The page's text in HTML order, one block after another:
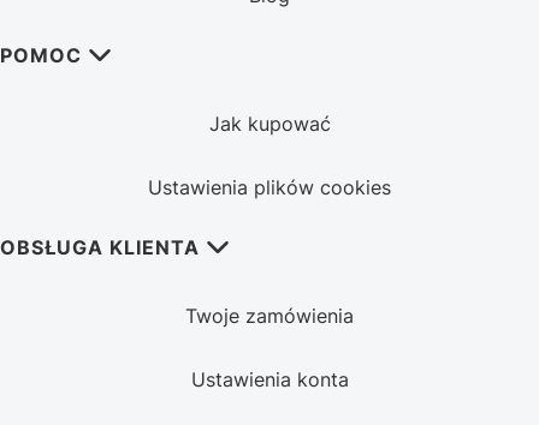
POMOC
Jak kupować
Ustawienia plików cookies
OBSŁUGA KLIENTA
Twoje zamówienia
Ustawienia konta